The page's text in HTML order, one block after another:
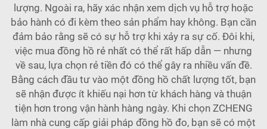
lượng. Ngoài ra, hãy xác nhận xem dịch vụ hỗ trợ hoặc
bảo hành có đi kèm theo sản phẩm hay không. Bạn cần
đảm bảo rằng sẽ có sự hỗ trợ khi xảy ra sự cố. Đôi khi,
việc mua đồng hồ rẻ nhất có thể rất hấp dẫn — nhưng
về sau, lựa chọn rẻ tiền đó có thể gây ra nhiều vấn đề.
Bằng cách đầu tư vào một đồng hồ chất lượng tốt, bạn
sẽ nhận được ít khiếu nại hơn từ khách hàng và thuận
tiện hơn trong vận hành hàng ngày. Khi chọn ZCHENG
làm nhà cung cấp giải pháp đồng hồ đo, bạn sẽ có một